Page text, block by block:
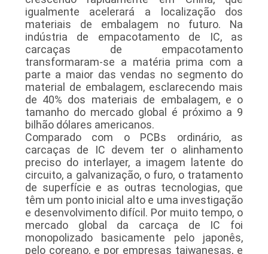
igualmente acelerará a localização dos
materiais de embalagem no futuro. Na
indústria de empacotamento de IC, as
carcaças de empacotamento
transformaram-se a matéria prima com a
parte a maior das vendas no segmento do
material de embalagem, esclarecendo mais
de 40% dos materiais de embalagem, e o
tamanho do mercado global é próximo a 9
bilhão dólares americanos.
Comparado com o PCBs ordinário, as
carcaças de IC devem ter o alinhamento
preciso do interlayer, a imagem latente do
circuito, a galvanização, o furo, o tratamento
de superfície e as outras tecnologias, que
têm um ponto inicial alto e uma investigação
e desenvolvimento difícil. Por muito tempo, o
mercado global da carcaça de IC foi
monopolizado basicamente pelo japonês,
pelo coreano, e por empresas taiwanesas, e